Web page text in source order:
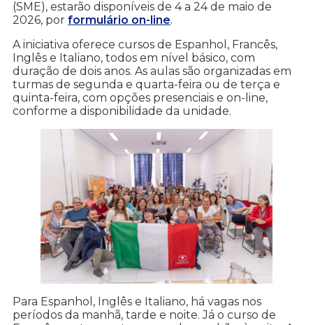
(SME), estarão disponíveis de 4 a 24 de maio de
2026, por formulário on-line.
A iniciativa oferece cursos de Espanhol, Francês,
Inglês e Italiano, todos em nível básico, com
duração de dois anos. As aulas são organizadas em
turmas de segunda e quarta-feira ou de terça e
quinta-feira, com opções presenciais e on-line,
conforme a disponibilidade da unidade.
Para Espanhol, Inglês e Italiano, há vagas nos
períodos da manhã, tarde e noite. Já o curso de